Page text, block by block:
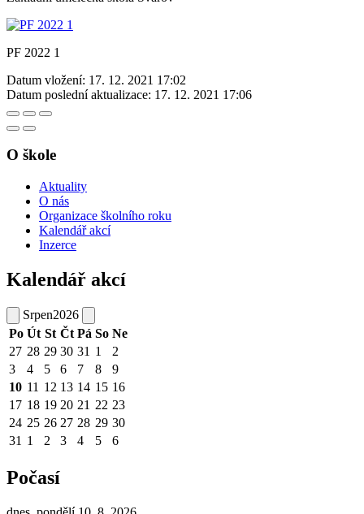
PF 2022 1
Datum vložení: 17. 12. 2021 17:02
Datum poslední aktualizace: 17. 12. 2021 17:06
O škole
Aktuality
O nás
Organizace školního roku
Kalendář akcí
Inzerce
Kalendář akcí
Srpen2026
Po Út St Čt Pá So Ne
27 28 29 30 31 1
2
3
4 5 6 7 8
9
10 11 12 13 14 15 16
17 18 19 20 21 22 23
24 25 26 27 28 29 30
31 1 2 3 4 5 6
Počasí